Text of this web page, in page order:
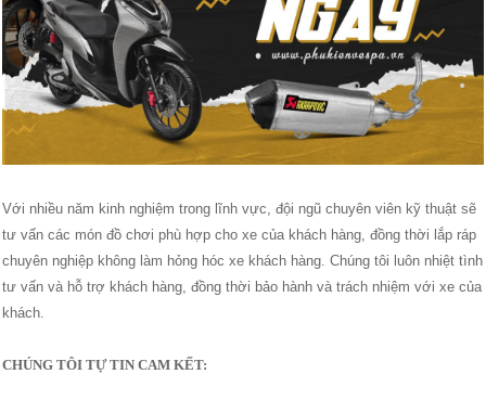
Với nhiều năm kinh nghiệm trong lĩnh vực, đội ngũ chuyên viên kỹ thuật sẽ
tư vấn các món đồ chơi phù hợp cho xe của khách hàng, đồng thời lắp ráp
chuyên nghiệp không làm hỏng hóc xe khách hàng. Chúng tôi luôn nhiệt tình
tư vấn và hỗ trợ khách hàng, đồng thời bảo hành và trách nhiệm với xe của
khách.
CHÚNG TÔI TỰ TIN CAM KẾT: